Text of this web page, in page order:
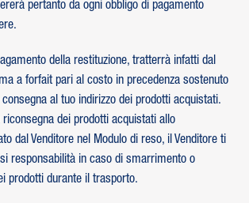
pertanto da ogni obbligo di pagamento
della restituzione, tratterrà infatti dal
a forfait pari al costo in precedenza sostenuto
al tuo indirizzo dei prodotti acquistati.
dei prodotti acquistati allo
dal Venditore nel Modulo di reso, il Venditore ti
responsabilità in caso di smarrimento o
prodotti durante il trasporto.